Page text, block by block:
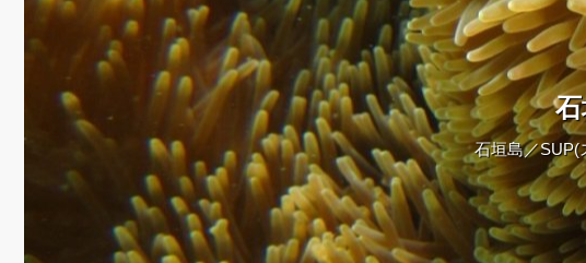
石垣島／SUP(